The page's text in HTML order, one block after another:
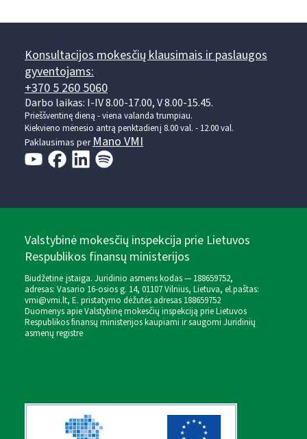
Konsultacijos mokesčių klausimais ir paslaugos
gyventojams:
+370 5 260 5060
Darbo laikas: I-IV 8.00-17.00, V 8.00-15.45.
Prieššventinę dieną - viena valanda trumpiau.
Kiekvieno mėnesio antrą penktadienį 8.00 val. - 12.00 val.
Paklausimas perMano VMI
Valstybinė mokesčių inspekcija prie Lietuvos
Respublikos finansų ministerijos
Biudžetinė įstaiga. Juridinio asmens kodas — 188659752,
adresas: Vasario 16-osios g. 14, 01107 Vilnius, Lietuva, el.paštas:
vmi@vmi.lt, E. pristatymo dėžutės adresas 188659752
Duomenys apie Valstybinę mokesčių inspekciją prie Lietuvos
Respublikos finansų ministerijos kaupiami ir saugomi Juridinių
asmenų registre